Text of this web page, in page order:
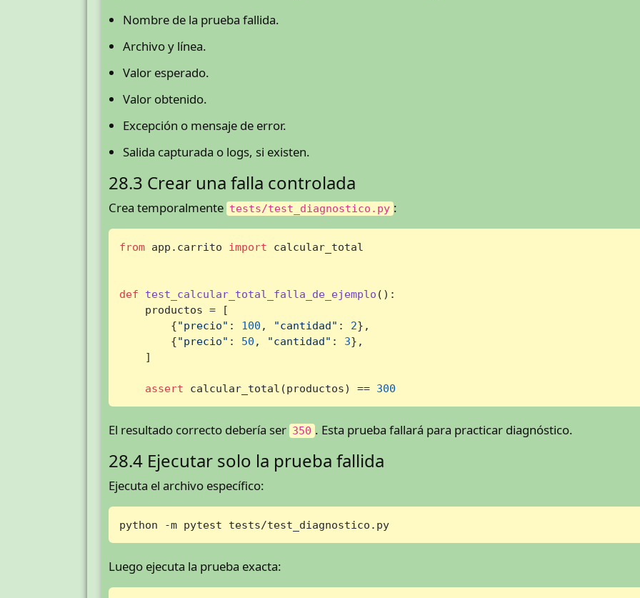
Nombre de la prueba fallida.
Archivo y línea.
Valor esperado.
Valor obtenido.
Excepción o mensaje de error.
Salida capturada o logs, si existen.
28.3 Crear una falla controlada
Crea temporalmente tests/test_diagnostico.py :
from app.carrito import calcular_total
def test_calcular_total_falla_de_ejemplo ():
    productos = [
        {
"precio" : 100 , "cantidad" : 2},
        {
"precio" : 50 , "cantidad" : 3},
    ]
assert calcular_total(productos) == 300
El resultado correcto debería ser 350 . Esta prueba fallará para practicar diagnóstico.
28.4 Ejecutar solo la prueba fallida
Ejecuta el archivo específico:
python -m pytest tests/test_diagnostico.py
Luego ejecuta la prueba exacta: